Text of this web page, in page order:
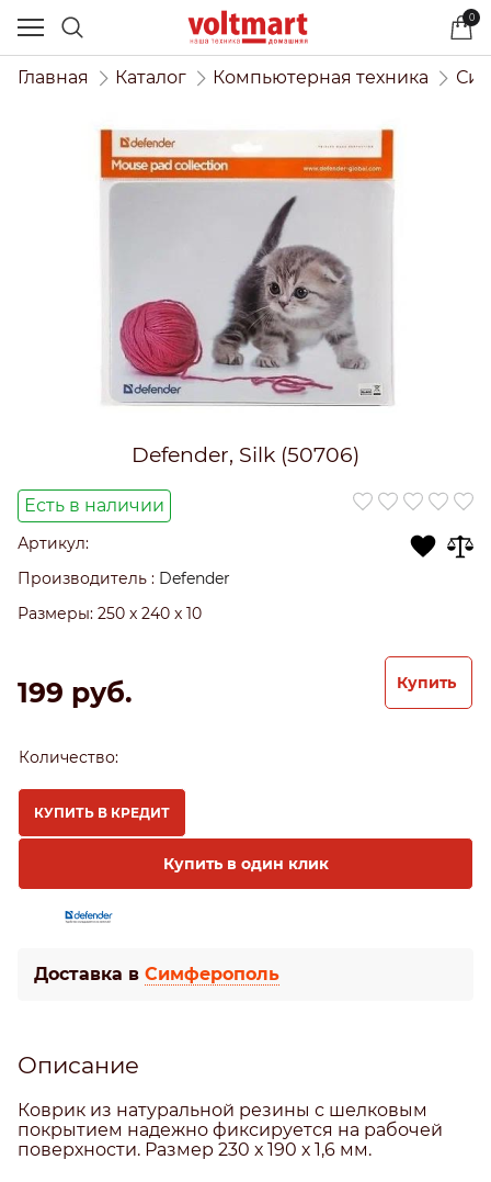
0
Главная Каталог Компьютерная техника
Defender, Silk (50706)
Есть в наличии
Артикул:
Производитель : Defender
Размеры: 250 x 240 x 10
199 руб. Купить
Количество:
КУПИТЬ В КРЕДИТ
Купить в один клик
Доставка в Симферополь
Описание
Коврик из натуральной резины с шелковым
покрытием надежно фиксируется на рабочей
поверхности. Размер 230 х 190 х 1,6 мм.